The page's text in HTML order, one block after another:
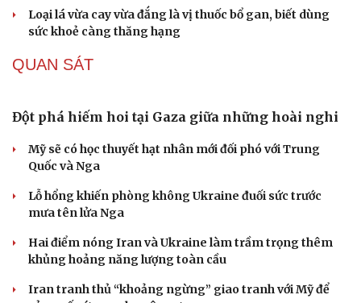
Loại lá vừa cay vừa đắng là vị thuốc bổ gan, biết dùng
sức khoẻ càng thăng hạng
QUAN SÁT
Đột phá hiếm hoi tại Gaza giữa những hoài nghi